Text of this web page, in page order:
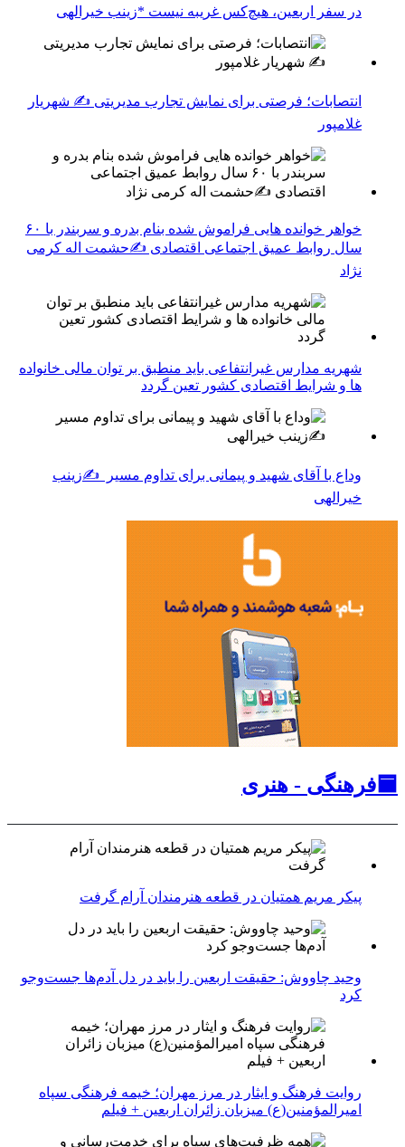
در سفر اربعین، هیچ‌کس غریبه نیست *زینب خیرالهی
انتصابات؛ فرصتی برای نمایش تجارب مدیریتی ✍ شهریار
غلامپور
خواهر خوانده هایی فراموش شده بنام بدره و سربندر با ۶۰
سال روابط عمیق اجتماعی اقتصادی ✍حشمت اله کرمی
نژاد
شهریه مدارس غیرانتفاعی باید منطبق بر توان مالی خانواده
ها و شرایط اقتصادی کشور تعین گردد
وداع با آقای شهید و پیمانی برای تداوم مسیر ✍زینب
خیرالهی
🟦فرهنگی - هنری
پیکر مریم همتیان در قطعه هنرمندان آرام گرفت
وحید چاووش: حقیقت اربعین را باید در دل آدم‌ها جست‌وجو
کرد
روایت فرهنگ و ایثار در مرز مهران؛ خیمه فرهنگی سپاه
امیرالمؤمنین(ع) میزبان زائران اربعین + فیلم